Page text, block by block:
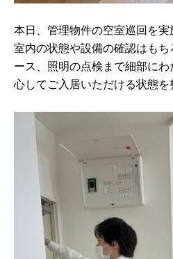
本日、管理物件の空室巡回を実
室内の状態や設備の確認はも
ース、照明の点検まで細部に
心してご入居いただける状態を